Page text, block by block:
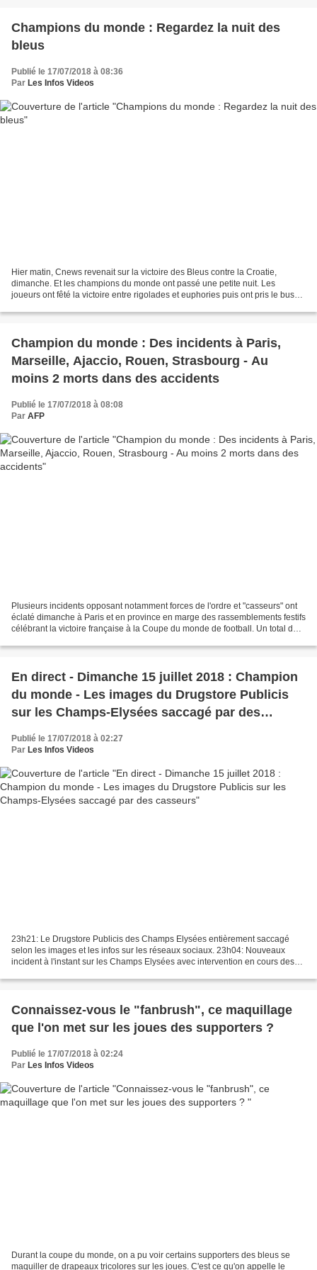
Champions du monde : Regardez la nuit des
bleus
Publié le 17/07/2018 à 08:36
Par Les Infos Videos
Hier matin, Cnews revenait sur la victoire des Bleus contre la Croatie,
dimanche. Et les champions du monde ont passé une petite nuit. Les
joueurs ont fêté la victoire entre rigolades et euphories puis ont pris le bus
Champion du monde : Des incidents à Paris,
Marseille, Ajaccio, Rouen, Strasbourg - Au
moins 2 morts dans des accidents
Publié le 17/07/2018 à 08:08
Par AFP
Plusieurs incidents opposant notamment forces de l'ordre et "casseurs" ont
éclaté dimanche à Paris et en province en marge des rassemblements festifs
célébrant la victoire française à la Coupe du monde de football. Un total de
En direct - Dimanche 15 juillet 2018 : Champion
du monde - Les images du Drugstore Publicis
sur les Champs-Elysées saccagé par des
Publié le 17/07/2018 à 02:27
Par Les Infos Videos
23h21: Le Drugstore Publicis des Champs Elysées entièrement saccagé
selon les images et les infos sur les réseaux sociaux. 23h04: Nouveaux
incident à l'instant sur les Champs Elysées avec intervention en cours des
Connaissez-vous le "fanbrush", ce maquillage
que l'on met sur les joues des supporters ?
Publié le 17/07/2018 à 02:24
Par Les Infos Videos
Durant la coupe du monde, on a pu voir certains supporters des bleus se
maquiller de drapeaux tricolores sur les joues. C'est ce qu'on appelle le